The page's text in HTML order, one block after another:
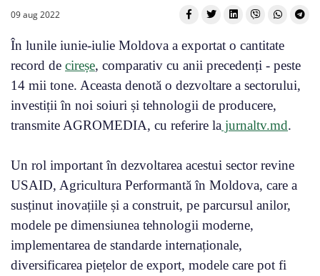
09 aug 2022
În lunile iunie-iulie Moldova a exportat o cantitate
record de cireșe, comparativ cu anii precedenți - peste
14 mii tone. Aceasta denotă o dezvoltare a sectorului,
investiții în noi soiuri și tehnologii de producere,
transmite AGROMEDIA, cu referire la jurnaltv.md.
Un rol important în dezvoltarea acestui sector revine
USAID, Agricultura Performantă în Moldova, care a
susținut inovațiile și a construit, pe parcursul anilor,
modele pe dimensiunea tehnologii moderne,
implementarea de standarde internaționale,
diversificarea piețelor de export, modele care pot fi